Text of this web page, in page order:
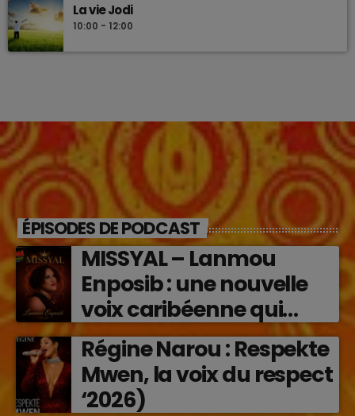
La vie Jodi
10:00 - 12:00
ÉPISODES DE PODCAST
MISSYAL – Lanmou
Enposib : une nouvelle
voix caribéenne qui
transforme les émotions
en musique (2026)
Régine Narou : Respekte
Mwen, la voix du respect
‘2026)